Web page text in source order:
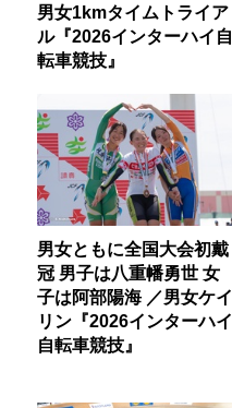
男女1kmタイムトライア
ル『2026インターハイ自
転車競技』
男女ともに全国大会初戴
冠 男子は八重幡勇世 女
子は阿部陽海 ／男女ケイ
リン『2026インターハイ
自転車競技』